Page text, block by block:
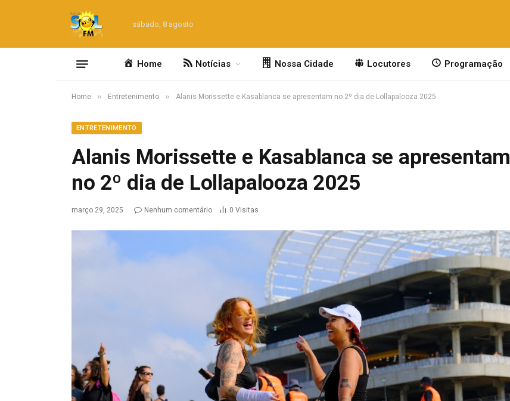
sábado, 8 agosto
Home Notícias Nossa Cidade Locutores Programação
Home » Entretenimento » Alanis Morissette e Kasablanca se apresentam no 2º dia de Lollapalooza 2025
ENTRETENIMENTO
Alanis Morissette e Kasablanca se apresentam
no 2º dia de Lollapalooza 2025
março 29, 2025 Nenhum comentário 0 Visitas